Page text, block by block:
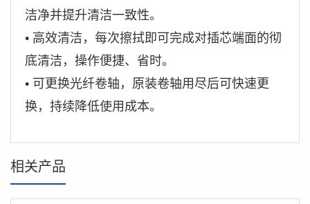
洁净并提升清洁一致性。
• 高效清洁，每次擦拭即可完成对插芯端面的彻
底清洁，操作便捷、省时。
• 可更换光纤卷轴，原装卷轴用尽后可快速更
换，持续降低使用成本。
相关产品